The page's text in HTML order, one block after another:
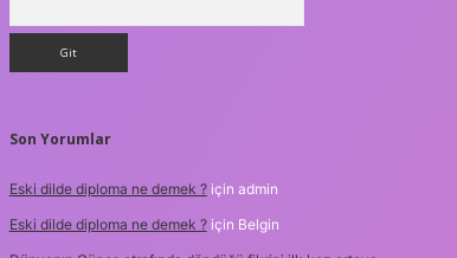
Son Yorumlar
Eski dilde diploma ne demek ?için admin
Eski dilde diploma ne demek ?için Belgin